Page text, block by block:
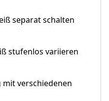
separat schalten
stufenlos variieren
mit verschiedenen